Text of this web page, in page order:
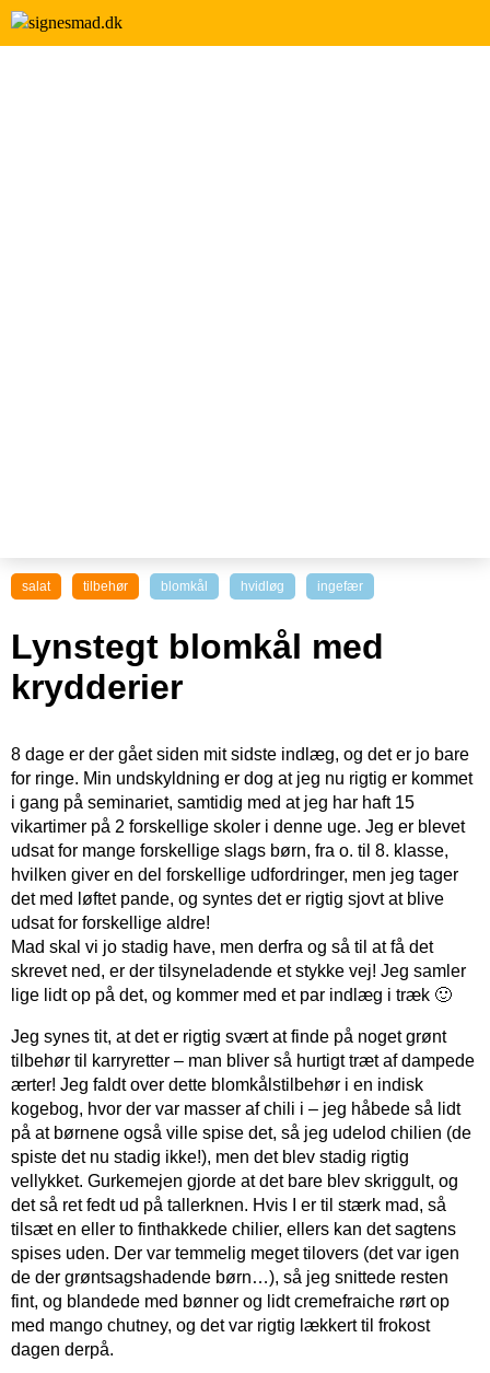
salat tilbehør blomkål hvidløg ingefær
Lynstegt blomkål med
krydderier
8 dage er der gået siden mit sidste indlæg, og det er jo bare
for ringe. Min undskyldning er dog at jeg nu rigtig er kommet
i gang på seminariet, samtidig med at jeg har haft 15
vikartimer på 2 forskellige skoler i denne uge. Jeg er blevet
udsat for mange forskellige slags børn, fra o. til 8. klasse,
hvilken giver en del forskellige udfordringer, men jeg tager
det med løftet pande, og syntes det er rigtig sjovt at blive
udsat for forskellige aldre!
Mad skal vi jo stadig have, men derfra og så til at få det
skrevet ned, er der tilsyneladende et stykke vej! Jeg samler
lige lidt op på det, og kommer med et par indlæg i træk 🙂
Jeg synes tit, at det er rigtig svært at finde på noget grønt
tilbehør til karryretter – man bliver så hurtigt træt af dampede
ærter! Jeg faldt over dette blomkålstilbehør i en indisk
kogebog, hvor der var masser af chili i – jeg håbede så lidt
på at børnene også ville spise det, så jeg udelod chilien (de
spiste det nu stadig ikke!), men det blev stadig rigtig
vellykket. Gurkemejen gjorde at det bare blev skriggult, og
det så ret fedt ud på tallerknen. Hvis I er til stærk mad, så
tilsæt en eller to finthakkede chilier, ellers kan det sagtens
spises uden. Der var temmelig meget tilovers (det var igen
de der grøntsagshadende børn…), så jeg snittede resten
fint, og blandede med bønner og lidt cremefraiche rørt op
med mango chutney, og det var rigtig lækkert til frokost
dagen derpå.